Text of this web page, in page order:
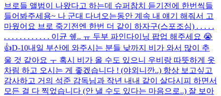
브로들 앨범이 나왔다고 하는데 슈퍼참치 듣기전에 한번씩들
들어봐주세용~ 나 군대 다녀오는동안 계속 내 얘기 해줘서 고
마웠어요 브로 죽기전엔 한번 더 같이 하자구(스포조심) . . . . .
. . . . . . . . . . . . 이균 쉪.. ㅠ 두부 파인다이닝 팝업 해주세요 😭
👍D-10내일 부산에 와주시는 분들 낮까지 비가 와서 많이 추
울 것 같아요 ㅜ 혹시 비가 올 수도 있으니 우비랑 따뜻하게 옷
차림 하고 오시는 게 좋겠습니다 ! (야외니깐..) 항상 보고싶고
감사하고 거의 석준 감독님과 작년 내내 같이 살다시피 하면서
모든 걸 다 찍었습니다 (안 낼 수도 있다는 마음으로..) 잘 보아